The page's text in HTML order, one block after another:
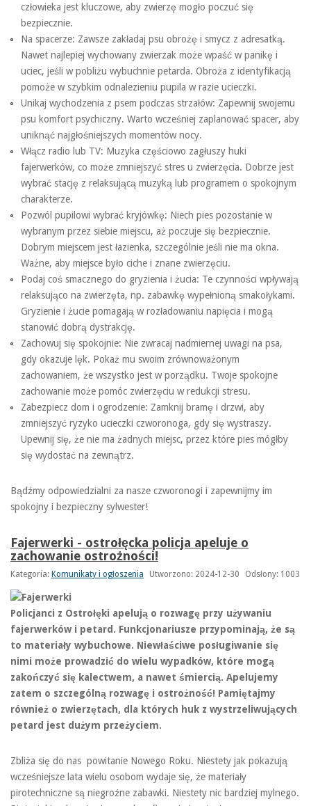
człowieka jest kluczowe, aby zwierzę mogło poczuć się
bezpiecznie.
Na spacerze: Zawsze zakładaj psu obrożę i smycz z adresatką.
Nawet najlepiej wychowany zwierzak może wpaść w panikę i
uciec, jeśli w pobliżu wybuchnie petarda. Obroża z identyfikacją
pomoże w szybkim odnalezieniu pupila w razie ucieczki.
Unikaj wychodzenia z psem podczas strzałów: Zapewnij swojemu
psu komfort psychiczny. Warto wcześniej zaplanować spacer, aby
uniknąć najgłośniejszych momentów nocy.
Włącz radio lub TV: Muzyka częściowo zagłuszy huki
fajerwerków, co może zmniejszyć stres u zwierzęcia. Dobrze jest
wybrać stację z relaksującą muzyką lub programem o spokojnym
charakterze.
Pozwól pupilowi wybrać kryjówkę: Niech pies pozostanie w
wybranym przez siebie miejscu, aż poczuje się bezpiecznie.
Dobrym miejscem jest łazienka, szczególnie jeśli nie ma okna.
Ważne, aby miejsce było ciche i znane zwierzęciu.
Podaj coś smacznego do gryzienia i żucia: Te czynności wpływają
relaksująco na zwierzęta, np. zabawkę wypełnioną smakołykami.
Gryzienie i żucie pomagają w rozładowaniu napięcia i mogą
stanowić dobrą dystrakcję.
Zachowuj się spokojnie: Nie zwracaj nadmiernej uwagi na psa,
gdy okazuje lęk. Pokaż mu swoim zrównoważonym
zachowaniem, że wszystko jest w porządku. Twoje spokojne
zachowanie może pomóc zwierzęciu w redukcji stresu.
Zabezpiecz dom i ogrodzenie: Zamknij bramę i drzwi, aby
zmniejszyć ryzyko ucieczki czworonoga, gdy się wystraszy.
Upewnij się, że nie ma żadnych miejsc, przez które pies mógłby
się wydostać na zewnątrz.
Bądźmy odpowiedzialni za nasze czworonogi i zapewnijmy im
spokojny i bezpieczny sylwester!
Fajerwerki - ostrołęcka policja apeluje o
zachowanie ostrożności!
Kategoria: Komunikaty i ogłoszenia Utworzono: 2024-12-30 Odsłony: 1003
Policjanci z Ostrołęki apelują o rozwagę przy używaniu
fajerwerków i petard. Funkcjonariusze przypominają, że są
to materiały wybuchowe. Niewłaściwe posługiwanie się
nimi może prowadzić do wielu wypadków, które mogą
zakończyć się kalectwem, a nawet śmiercią. Apelujemy
zatem o szczególną rozwagę i ostrożność! Pamiętajmy
również o zwierzętach, dla których huk z wystrzeliwujących
petard jest dużym przeżyciem.
Zbliża się do nas powitanie Nowego Roku. Niestety jak pokazują
wcześniejsze lata wielu osobom wydaje się, że materiały
pirotechniczne są niegroźne zabawki. Niestety nic bardziej mylnego.